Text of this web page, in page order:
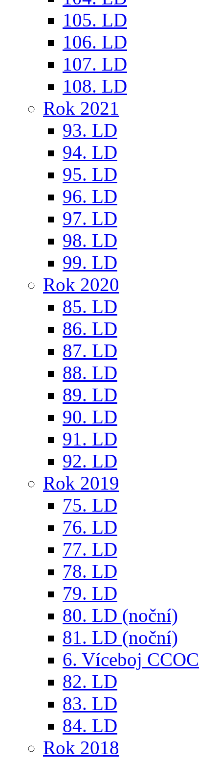
105. LD
106. LD
107. LD
108. LD
Rok 2021
93. LD
94. LD
95. LD
96. LD
97. LD
98. LD
99. LD
Rok 2020
85. LD
86. LD
87. LD
88. LD
89. LD
90. LD
91. LD
92. LD
Rok 2019
75. LD
76. LD
77. LD
78. LD
79. LD
80. LD (noční)
81. LD (noční)
6. Víceboj CCOC
82. LD
83. LD
84. LD
Rok 2018